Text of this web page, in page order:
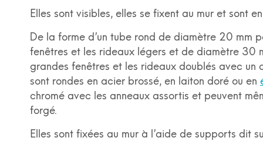
Elles sont visibles, elles se fixent au mur et sont
De la forme d’un tube rond de diamètre 20 mm
fenêtres et les rideaux légers et de diamètre 30
grandes fenêtres et les rideaux doublés avec un
sont rondes en acier brossé, en laiton doré ou en
chromé avec les anneaux assortis et peuvent
forgé.
Elles sont fixées au mur à l’aide de supports dit